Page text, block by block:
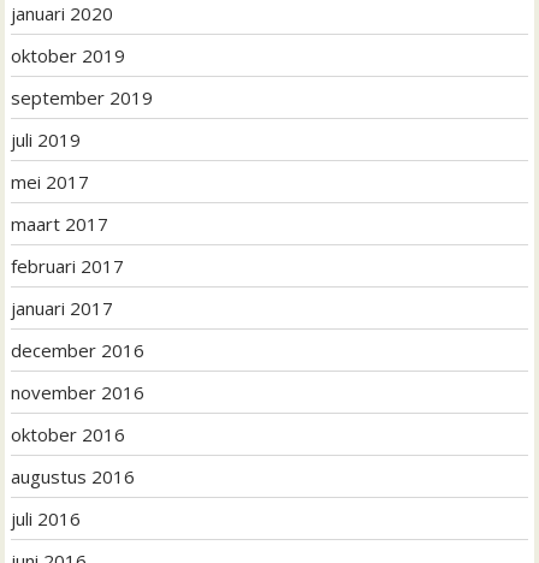
januari 2020
oktober 2019
september 2019
juli 2019
mei 2017
maart 2017
februari 2017
januari 2017
december 2016
november 2016
oktober 2016
augustus 2016
juli 2016